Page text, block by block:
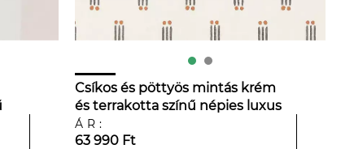
Csíkos és pöttyös mintás krém
és terrakotta színű népies luxus
dekor tapéta
ÁR:
63 990 Ft